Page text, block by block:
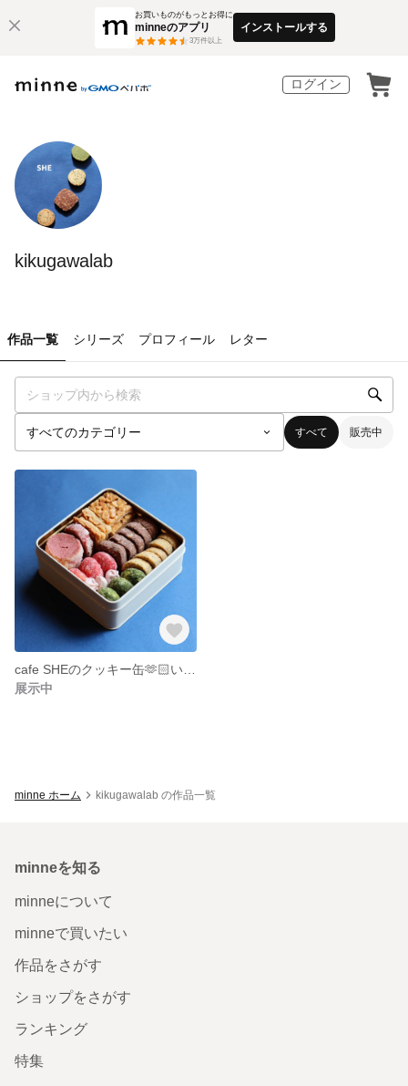
お買いものがもっとお得に
minneのアプリ
3万件以上
インストールする
ログイン
kikugawalab
作品一覧 シリーズ プロフィール レター
すべて 販売中
展示中
minne ホーム kikugawalab の作品一覧
minneを知る
minneについて
minneで買いたい
作品をさがす
ショップをさがす
ランキング
特集